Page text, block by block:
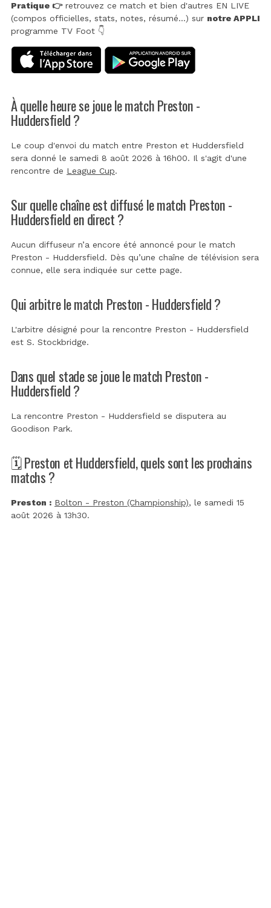
Pratique 👉retrouvez ce match et bien d'autres EN LIVE
(compos officielles, stats, notes, résumé...) sur notre APPLI
programme TV Foot 👇
À quelle heure se joue le match Preston -
Huddersfield ?
Le coup d'envoi du match entre Preston et Huddersfield
sera donné le samedi 8 août 2026 à 16h00. Il s'agit d'une
rencontre de League Cup.
Sur quelle chaîne est diffusé le match Preston -
Huddersfield en direct ?
Aucun diffuseur n’a encore été annoncé pour le match
Preston - Huddersfield. Dès qu’une chaîne de télévision sera
connue, elle sera indiquée sur cette page.
Qui arbitre le match Preston - Huddersfield ?
L'arbitre désigné pour la rencontre Preston - Huddersfield
est S. Stockbridge.
Dans quel stade se joue le match Preston -
Huddersfield ?
La rencontre Preston - Huddersfield se disputera au
Goodison Park.
🗓️ Preston et Huddersfield, quels sont les prochains
matchs ?
Preston : Bolton - Preston (Championship), le samedi 15
août 2026 à 13h30.